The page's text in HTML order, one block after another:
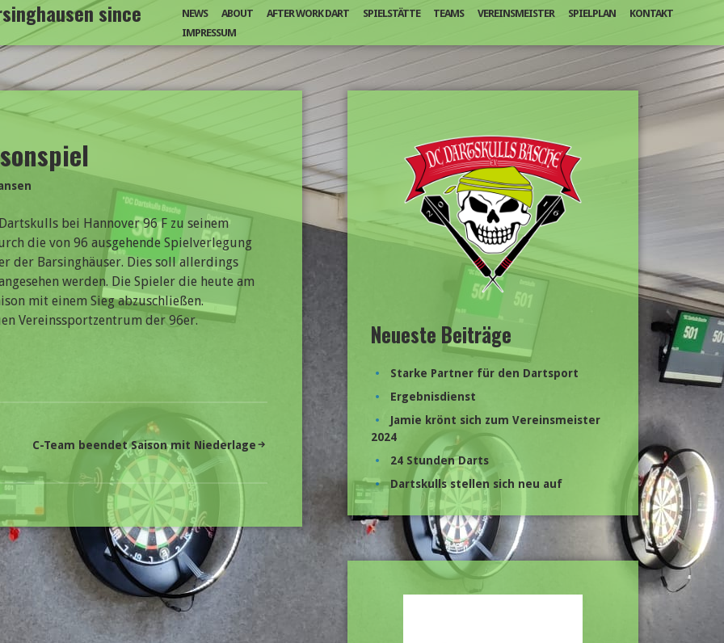
since NEWS ABOUT AFTER WORK DART SPIELSTÄTTE TEAMS VEREINSMEISTER SPIELPLAN
KONTAKT
IMPRESSUM
bei Hannover 96 F zu seinem
die von 96 ausgehende Spielverlegung
der Barsinghäuser. Dies soll allerdings
werden. Die Spieler die heute am
mit einem Sieg abzuschließen.
Vereinssportzentrum der 96er.
C-Team beendet Saison mit Niederlage
Neueste Beiträge
Starke Partner für den Dartsport
Ergebnisdienst
Jamie krönt sich zum Vereinsmeister
2024
24 Stunden Darts
Dartskulls stellen sich neu auf